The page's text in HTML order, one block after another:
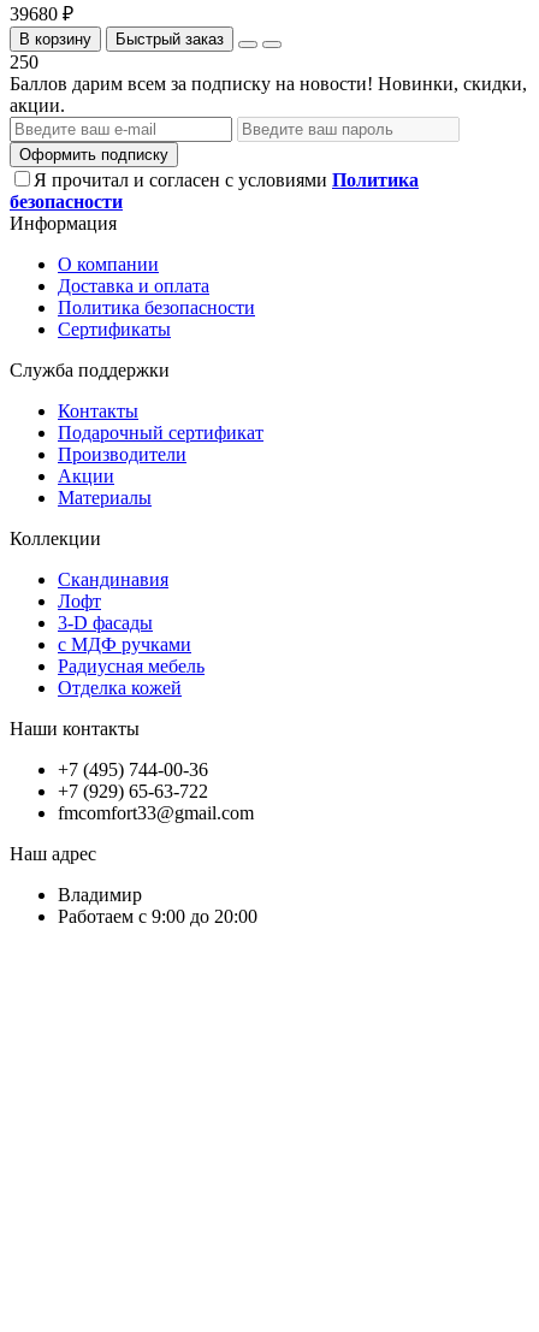
39680 ₽
В корзину Быстрый заказ
250
Баллов дарим всем за подписку на новости! Новинки, скидки,
акции.
Оформить подписку
Я прочитал и согласен с условиями Политика
безопасности
Информация
О компании
Доставка и оплата
Политика безопасности
Сертификаты
Служба поддержки
Контакты
Подарочный сертификат
Производители
Акции
Материалы
Коллекции
Скандинавия
Лофт
3-D фасады
с МДФ ручками
Радиусная мебель
Отделка кожей
Наши контакты
+7 (495) 744-00-36
+7 (929) 65-63-722
fmcomfort33@gmail.com
Наш адрес
Владимир
Работаем с 9:00 до 20:00